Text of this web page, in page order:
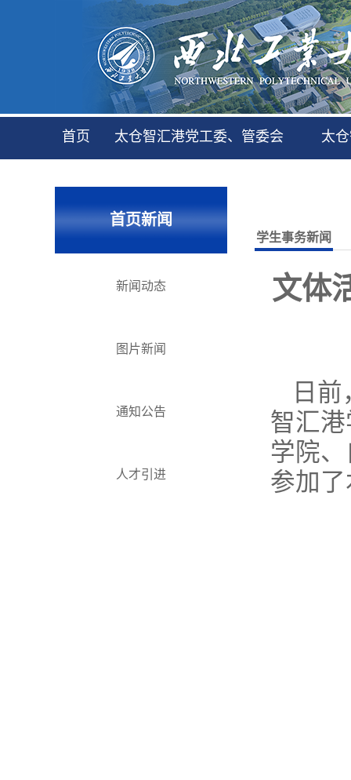
首页 太仓智汇港党工委、管委会 太
首页新闻
新闻动态
图片新闻
通知公告
人才引进
学生事务新闻
文体
日
智汇
学院
参加